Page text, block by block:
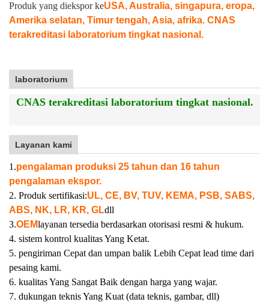
Produk yang diekspor keUSA, Australia, singapura, eropa,
Amerika selatan, Timur tengah, Asia, afrika. CNAS
terakreditasi laboratorium tingkat nasional.
laboratorium
CNAS terakreditasi laboratorium tingkat nasional.
Layanan kami
1.pengalaman produksi 25 tahun dan 16 tahun
pengalaman ekspor.
2. Produk sertifikasi:UL, CE, BV, TUV, KEMA, PSB, SABS,
ABS, NK, LR, KR, GLdll
3.OEMlayanan tersedia berdasarkan otorisasi resmi & hukum.
4. sistem kontrol kualitas Yang Ketat.
5. pengiriman Cepat dan umpan balik Lebih Cepat lead time dari
pesaing kami.
6. kualitas Yang Sangat Baik dengan harga yang wajar.
7. dukungan teknis Yang Kuat (data teknis, gambar, dll)